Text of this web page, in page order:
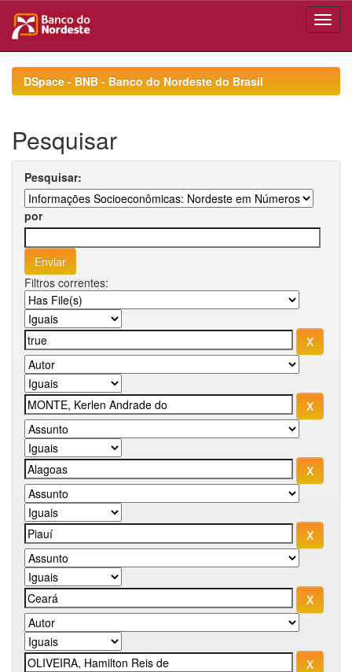
navigationDSpace - BNB - Banco do Nordeste do Brasil
Pesquisar
Pesquisar:
por
Filtros correntes: